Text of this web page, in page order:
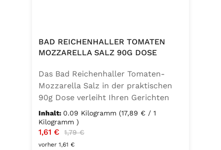
BAD REICHENHALLER TOMATEN
MOZZARELLA SALZ 90G DOSE
Das Bad Reichenhaller Tomaten-
Mozzarella Salz in der praktischen
90g Dose verleiht Ihren Gerichten
eine mediterrane Note. Ideal für
Caprese, Salate, Pasta und viele
weitere Speisen. Ohne
Geschmacksverstärker, vegan und
Inhalt: 0.09 Kilogramm (17,89 € / 1
Kilogramm )
Verkaufspreis:
1,61 € Regulärer Preis:
1,79 €
vorher 1,61 €